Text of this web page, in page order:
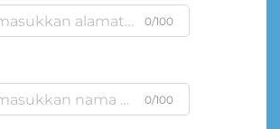
0/100
0/100